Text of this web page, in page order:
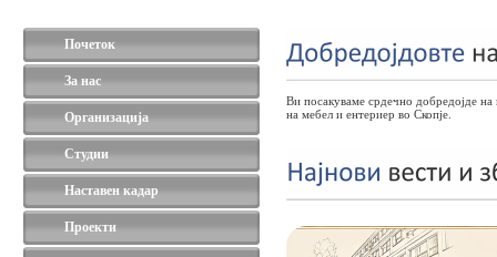
Почеток
За нас
Организација
Студии
Наставен кадар
Проекти
Ви посакуваме срдечно добредојде на
на мебел и ентериер во Скопје.